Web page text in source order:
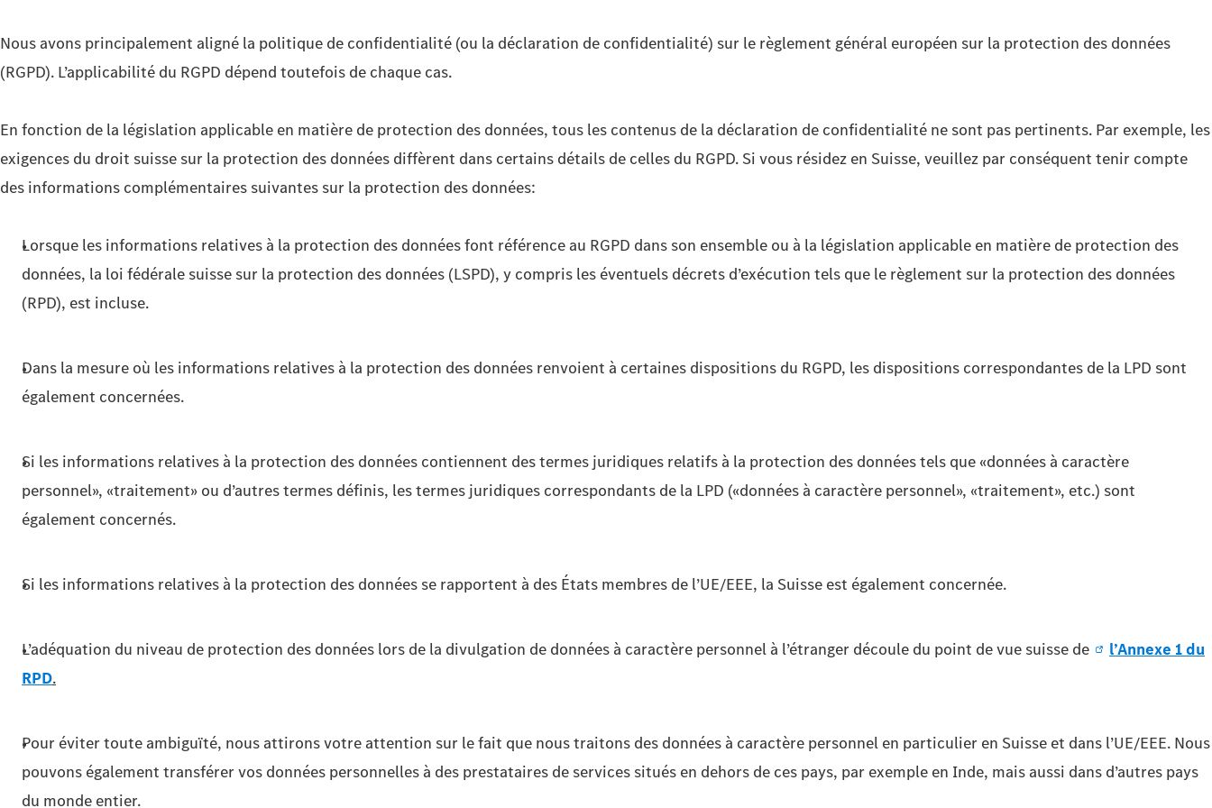
Nous avons principalement aligné la politique de confidentialité (ou la déclaration de confidentialité) sur le règlement général européen sur la protection des données
(RGPD). L’applicabilité du RGPD dépend toutefois de chaque cas.
En fonction de la législation applicable en matière de protection des données, tous les contenus de la déclaration de confidentialité ne sont pas pertinents. Par exemple, les
exigences du droit suisse sur la protection des données diffèrent dans certains détails de celles du RGPD. Si vous résidez en Suisse, veuillez par conséquent tenir compte
des informations complémentaires suivantes sur la protection des données:
Lorsque les informations relatives à la protection des données font référence au RGPD dans son ensemble ou à la législation applicable en matière de protection des
données, la loi fédérale suisse sur la protection des données (LSPD), y compris les éventuels décrets d’exécution tels que le règlement sur la protection des données
(RPD), est incluse.
Dans la mesure où les informations relatives à la protection des données renvoient à certaines dispositions du RGPD, les dispositions correspondantes de la LPD sont
également concernées.
Si les informations relatives à la protection des données contiennent des termes juridiques relatifs à la protection des données tels que «données à caractère
personnel», «traitement» ou d’autres termes définis, les termes juridiques correspondants de la LPD («données à caractère personnel», «traitement», etc.) sont
également concernés.
Si les informations relatives à la protection des données se rapportent à des États membres de l’UE/EEE, la Suisse est également concernée.
L’adéquation du niveau de protection des données lors de la divulgation de données à caractère personnel à l’étranger découle du point de vue suisse de
l’Annexe 1 du
RPD.
Pour éviter toute ambiguïté, nous attirons votre attention sur le fait que nous traitons des données à caractère personnel en particulier en Suisse et dans l’UE/EEE. Nous
pouvons également transférer vos données personnelles à des prestataires de services situés en dehors de ces pays, par exemple en Inde, mais aussi dans d’autres pays
du monde entier.